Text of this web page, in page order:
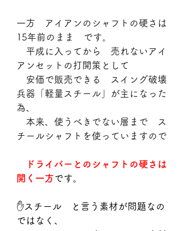
一方　アイアンのシャフトの硬さは
15年前のまま　です。
平成に入ってから　売れないアイ
アンセットの打開策として
安価で販売できる　スイング破壊
兵器「軽量スチール」が主になった
為、
本来、使うべきでない層まで　ス
チールシャフトを使っていますので
ドライバーとのシャフトの硬さは
開く一方です。
✋スチール　と言う素材が問題なの
ではなく、